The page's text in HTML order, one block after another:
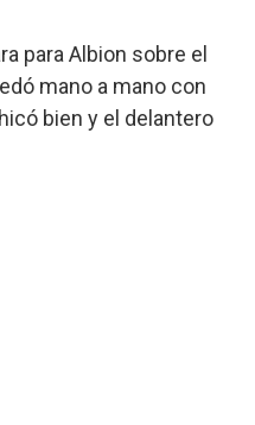
para Albion sobre el
mano a mano con
bien y el delantero